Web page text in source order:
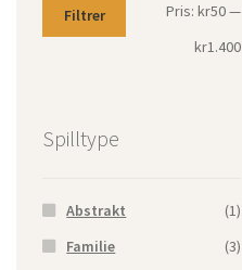
Filtrer Pris: kr50—
kr1.400
Spilltype
Abstrakt
(1)
Familie
(3)